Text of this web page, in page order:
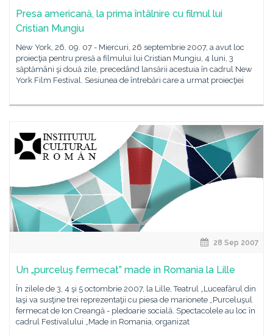
Presa americană, la prima întâlnire cu filmul lui
Cristian Mungiu
New York, 26. 09. 07 - Miercuri, 26 septembrie 2007, a avut loc
proiecţia pentru presă a filmului lui Cristian Mungiu, 4 luni, 3
săptămâni şi două zile, precedând lansării acestuia în cadrul New
York Film Festival. Sesiunea de întrebări care a urmat proiecţiei
28 Sep 2007
Un „purceluş fermecat” made in Romania la Lille
În zilele de 3, 4 şi 5 octombrie 2007, la Lille, Teatrul „Luceafărul din
Iaşi va susţine trei reprezentaţii cu piesa de marionete „Purceluşul
fermecat de Ion Creangă - pledoarie socială. Spectacolele au loc în
cadrul Festivalului „Made in Romania, organizat